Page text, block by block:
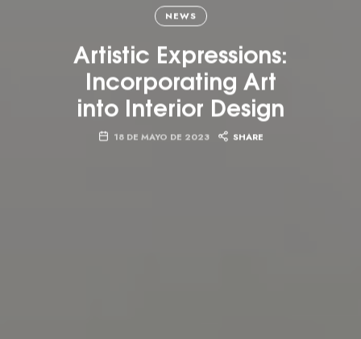
NEWS
Artistic Expressions:
Incorporating Art
into Interior Design
18 DE MAYO DE 2023 SHARE